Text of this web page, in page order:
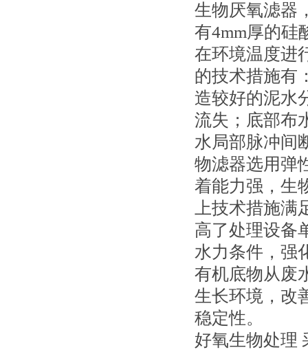
生物厌氧滤器
有4mm厚的硅
在环境温度进
的技术措施有
造较好的泥水
流失；底部布
水局部脉冲间
物滤器选用弹
着能力强，生
上技术措施
高了处理设备
水力条件，强
有机底物从废
生长环境，改
稳定性。
好氧生物处理